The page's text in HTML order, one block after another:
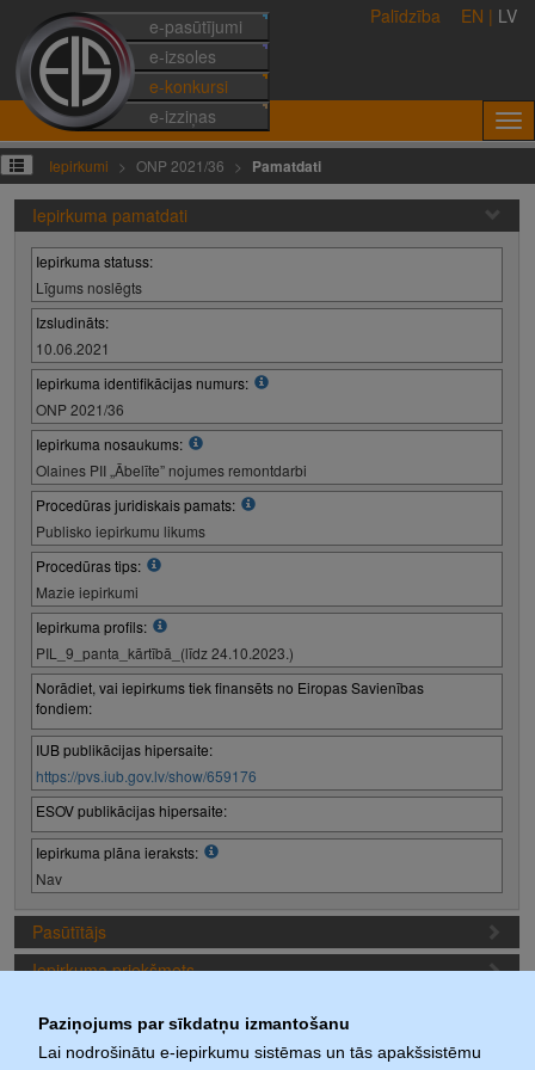
Paziņojums par sīkdatņu izmantošanu
Lai nodrošinātu e-iepirkumu sistēmas un tās apakšsistēmu
e-pasūtījumi
e-izsoles
e-konkursi
e-izziņas
Palīdzība EN | LV
Iepirkumi ONP 2021/36 Pamatdati
Iepirkuma pamatdati
Iepirkuma statuss:
Līgums noslēgts
Izsludināts:
10.06.2021
Iepirkuma identifikācijas numurs:
ONP 2021/36
Iepirkuma nosaukums:
Olaines PII „Ābelīte” nojumes remontdarbi
Procedūras juridiskais pamats:
Publisko iepirkumu likums
Procedūras tips:
Mazie iepirkumi
Iepirkuma profils:
PIL_9_panta_kārtībā_(līdz 24.10.2023.)
Norādiet, vai iepirkums tiek finansēts no Eiropas Savienības
fondiem:
IUB publikācijas hipersaite:
https://pvs.iub.gov.lv/show/659176
ESOV publikācijas hipersaite:
Iepirkuma plāna ieraksts:
Nav
Pasūtītājs
Iepirkuma priekšmets
Iepirkuma termiņi